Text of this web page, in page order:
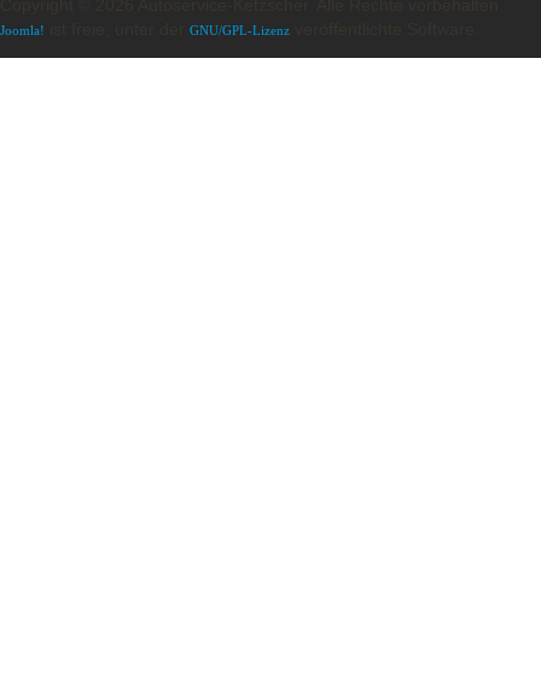
Joomla! GNU/GPL-Lizenz